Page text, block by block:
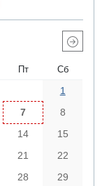
Пт Сб
1
7
8
14
15
21
22
28
29